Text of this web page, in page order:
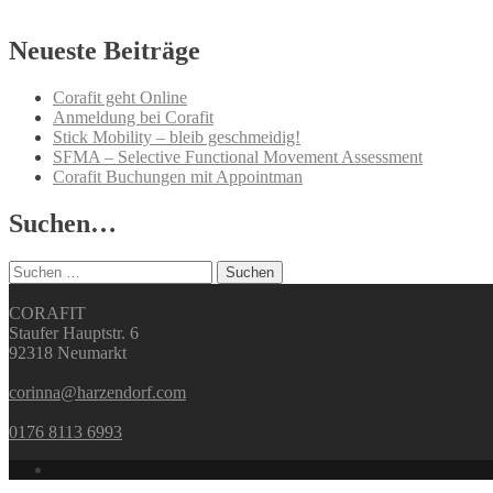
Neueste Beiträge
Corafit geht Online
Anmeldung bei Corafit
Stick Mobility – bleib geschmeidig!
SFMA – Selective Functional Movement Assessment
Corafit Buchungen mit Appointman
Suchen…
Suchen
nach:
CORAFIT
Staufer Hauptstr. 6
92318 Neumarkt
corinna@harzendorf.com
0176 8113 6993